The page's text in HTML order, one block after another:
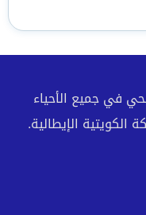
في جميع الأحياء
الإيطالية.